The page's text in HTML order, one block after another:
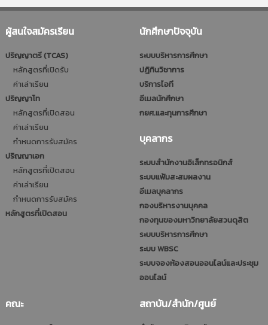
ผู้สนใจสมัครเรียน
ปริญญาตรี (TCAS)
หลักสูตรที่เปิดรับ
ค่าเล่าเรียน
ปริญญาโท
หลักสูตรที่เปิดสอน
ค่าเล่าเรียน
กำหนดการรับสมัคร
ปริญญาเอก
หลักสูตรที่เปิดสอน
ค่าเล่าเรียน
กำหนดการรับสมัคร
หลักสูตรที่เปิดสอน
นักศึกษาปัจจุบัน
ระบบบริหารการศึกษา
ปฎิทินวิชาการ
บริการไอที
อีเมลนักศึกษา
กยศ.และทุนการศึกษา
บุคลากร
ระบบสำนักงานอิเล็กทรอนิกส์
ระบบแฟ้มสะสมผลงาน
อีเมลบุคลากร
กองบริหารงานบุคคล
กองทุนของมหาวิทยาลัยสวนดุสิต
ระบบบริหารการศึกษา
ระบบ WBSC
ระบบจองห้องสอนออนไลน์และประชุม
ออนไลน์
คณะ สถาบัน/สำนัก/ศูนย์